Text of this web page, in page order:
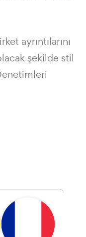
ayrıntılarını
şekilde stil